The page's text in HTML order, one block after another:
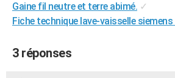
Dictionnaire
Biographies
Citations
Expressions
Proverbes
PROGRAMME TV
S'inscrire
Se connecter
Lycées
Collèges
Primaires
Universités
Entreprises
Service militaire
Avis de recherche
Gaine fil neutre et terre abimé. ✓
Fiche technique lave-vaisselle
3 réponses